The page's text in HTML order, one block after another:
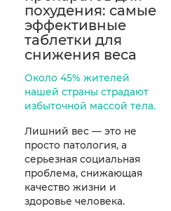
похудения: самые
эффективные
таблетки для
снижения веса
Около 45% жителей
нашей страны страдают
избыточной массой тела.
Лишний вес — это не
просто патология, а
серьезная социальная
проблема, снижающая
качество жизни и
здоровье человека.